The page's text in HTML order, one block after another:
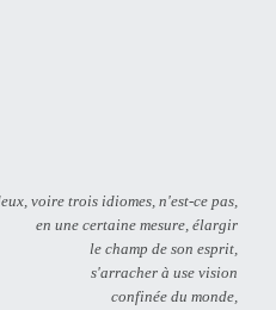
voire trois idiomes, n'est-ce pas,
en une certaine mesure, élargir
le champ de son esprit,
s'arracher à use vision
confinée du monde,